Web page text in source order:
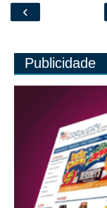
‹
Publicidade